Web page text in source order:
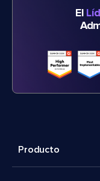
El
Producto